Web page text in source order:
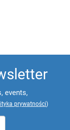
events,
prywatności)